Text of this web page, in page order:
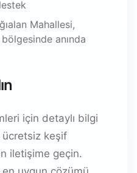
Mahallesi,
anında
için detaylı bilgi
keşif
iletişime geçin.